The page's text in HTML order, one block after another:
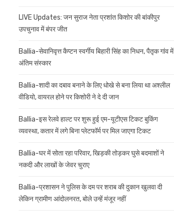
LIVE Updates: जन सुराज नेता प्रशांत किशोर की बांकीपुर
उपचुनाव में बंपर जीत
Ballia-सेवानिवृत्त कैप्टन स्वर्गीय बिहारी सिंह का निधन, पैतृक गांव में
अंतिम संस्कार
Ballia-शादी का दबाव बनाने के लिए धोखे से बना लिया था अश्लील
वीडियो, वायरल होने पर किशोरी ने दे दी जान
Ballia-इस रेलवे हाल्ट पर शुरू हुई एम-यूटीएस टिकट बुकिंग
व्यवस्था, कतार में लगे बिना प्लेटफॉर्म पर मिल जाएगा टिकट
Ballia-घर में सोता रहा परिवार, खिड़की तोड़कर घुसे बदमाशों ने
नकदी और लाखों के जेवर चुराए
Ballia-प्रशासन ने पुलिस के दम पर शराब की दुकान खुलवा दी
लेकिन ग्रामीण आंदोलनरत, बोले उन्हें मंजूर नहीं